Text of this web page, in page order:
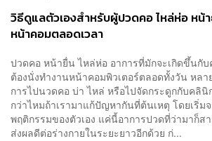
วิธีดูแลตัวเองสำหรับผู้ปวดคอ ไหล่ห่อ หน้า
หน้าคอมตลอดเวลา
ปวดคอ หน้ายื่น ไหล่ห่อ อาการที่มักจะเกิดขึ้นกั
ต้องนั่งทำงานหน้าคอมพิวเตอร์ตลอดทั้งวัน หล
การไปนวดคอ บ่า ไหล่ หรือไปจัดกระดูกกับคลินิ
กว่าไหมถ้าเรามาแก้ปัญหากันที่ต้นเหตุ โดยเริ่ม
พฤติกรรมของตัวเอง แค่นี้อาการปวดที่ว่ามาก็ส
ส่งผลดีต่อร่างกายในระยะยาวอีกด้วย ก่...